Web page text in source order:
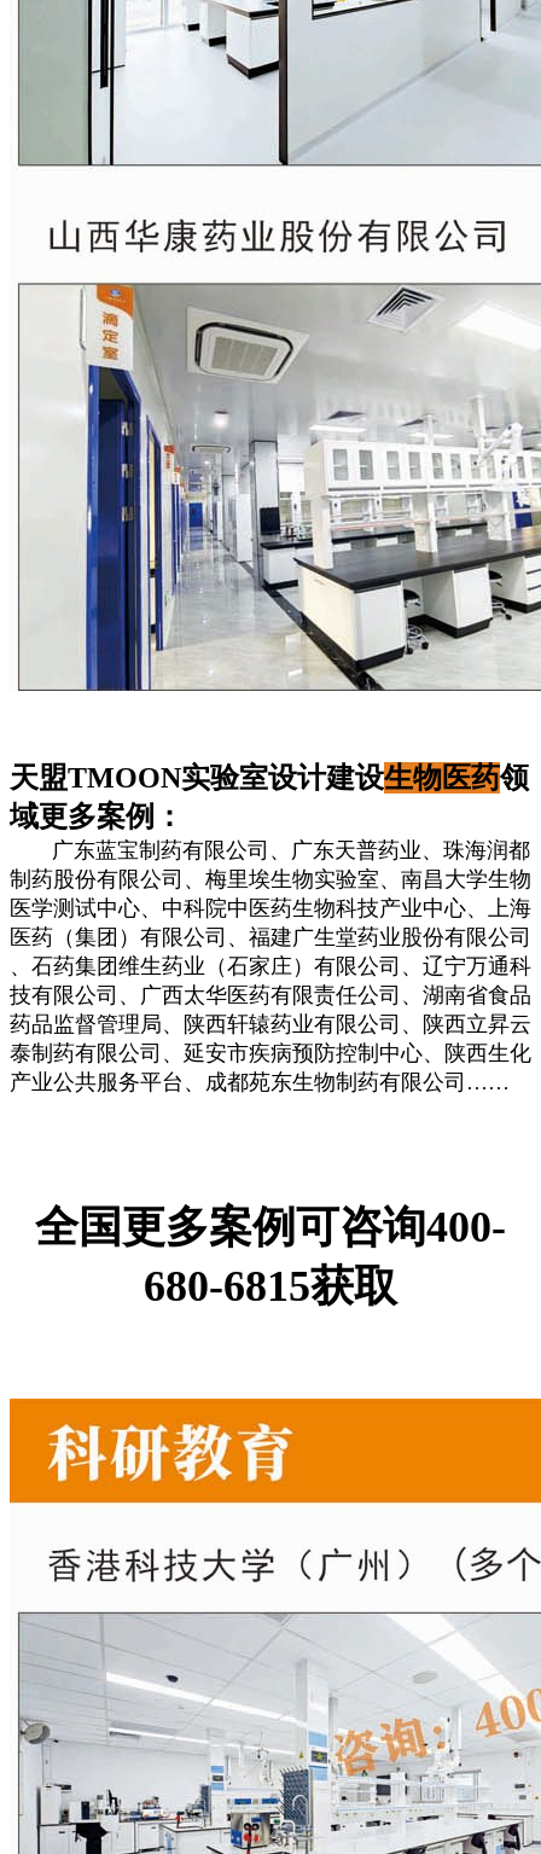
天盟TMOON实验室设计建设生物医药领
域更多案例：
广东蓝宝制药有限公司、广东天普药业、珠海润都
制药股份有限公司、梅里埃生物实验室、南昌大学生物
医学测试中心、中科院中医药生物科技产业中心、上海
医药（集团）有限公司、福建广生堂药业股份有限公司
、石药集团维生药业（石家庄）有限公司、辽宁万通科
技有限公司、广西太华医药有限责任公司、湖南省食品
药品监督管理局、陕西轩辕药业有限公司、陕西立昇云
泰制药有限公司、延安市疾病预防控制中心、陕西生化
产业公共服务平台、成都苑东生物制药有限公司……
全国更多案例可咨询400-
680-6815获取